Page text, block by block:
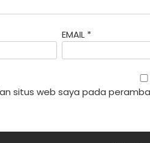
EMAIL *
situs web saya pada